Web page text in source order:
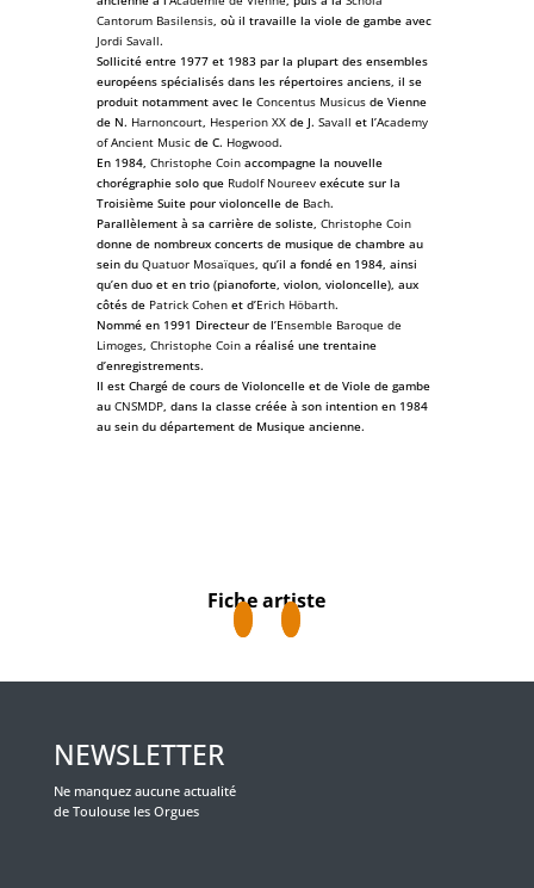
Cantorum Basilensis, où il travaille la viole de gambe avec
Jordi Savall.
Sollicité entre 1977 et 1983 par la plupart des ensembles
européens spécialisés dans les répertoires anciens, il se
produit notamment avec le Concentus Musicusde Vienne
de N. Harnoncourt, Hesperion XXde J. Savall et l’Academy
of Ancient Musicde C. Hogwood.
En 1984, Christophe Coinaccompagne la nouvelle
chorégraphie solo que Rudolf Noureevexécute sur la
Troisième Suite pour violoncelle de Bach.
Parallèlement à sa carrière de soliste, Christophe Coin
donne de nombreux concerts de musique de chambre au
sein du Quatuor Mosaïques, qu’il a fondé en 1984, ainsi
qu’en duo et en trio (pianoforte, violon, violoncelle), aux
côtés de Patrick Cohenet d’Erich Höbarth.
Nommé en 1991 Directeur de l’Ensemble Baroque de
Limoges, Christophe Coina réalisé une trentaine
d’enregistrements.
Il est Chargé de cours de Violoncelle et de Viole de gambe
au CNSMDP, dans la classe créée à son intention en 1984
au sein du département de Musique ancienne.
Fiche artiste
NEWSLETTER
Ne manquez aucune actualité
de Toulouse les Orgues